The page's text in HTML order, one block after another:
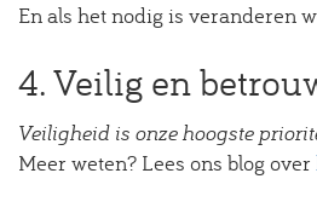
En als het nodig is veranderen
4. Veilig en
Veiligheid is onze hoogste
Meer weten? Lees ons blog over